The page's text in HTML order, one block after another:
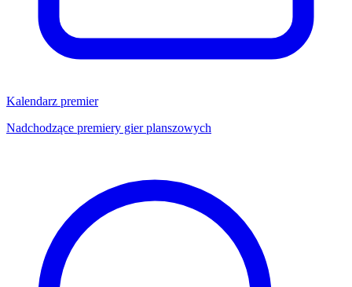
Kalendarz premier
Nadchodzące premiery gier planszowych